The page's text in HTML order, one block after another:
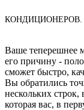
КОНДИЦИОНЕРОВ.
Ваше теперешнее
его причину -
сможет быстро,
Вы обратились
нескольких строк,
которая вас, в